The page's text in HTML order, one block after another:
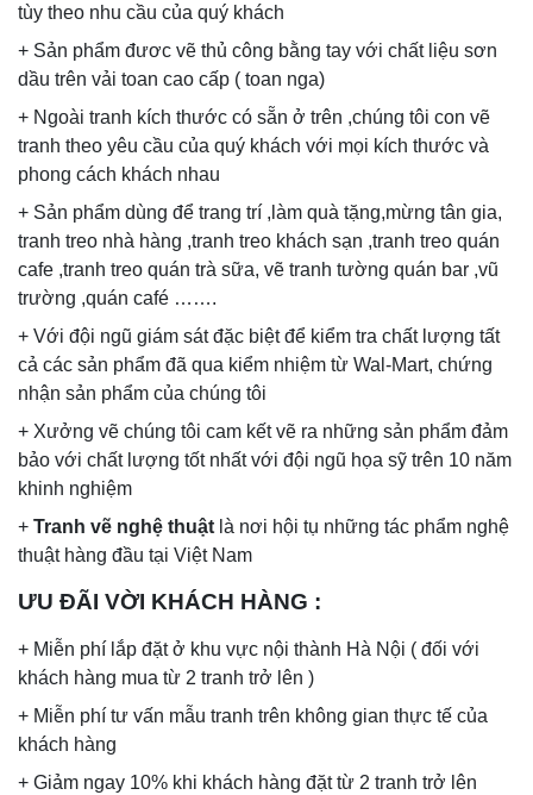
tùy theo nhu cầu của quý khách
+ Sản phẩm đươc vẽ thủ công bằng tay với chất liệu sơn
dầu trên vải toan cao cấp ( toan nga)
+ Ngoài tranh kích thước có sẵn ở trên ,chúng tôi con vẽ
tranh theo yêu cầu của quý khách với mọi kích thước và
phong cách khách nhau
+ Sản phẩm dùng để trang trí ,làm quà tặng,mừng tân gia,
tranh treo nhà hàng ,tranh treo khách sạn ,tranh treo quán
cafe ,tranh treo quán trà sữa, vẽ tranh tường quán bar ,vũ
trường ,quán café …….
+ Với đội ngũ giám sát đặc biệt để kiểm tra chất lượng tất
cả các sản phẩm đã qua kiểm nhiệm từ Wal-Mart, chứng
nhận sản phẩm của chúng tôi
+ Xưởng vẽ chúng tôi cam kết vẽ ra những sản phẩm đảm
bảo với chất lượng tốt nhất với đội ngũ họa sỹ trên 10 năm
khinh nghiệm
+ Tranh vẽ nghệ thuật là nơi hội tụ những tác phẩm nghệ
thuật hàng đầu tại Việt Nam
ƯU ĐÃI VỜI KHÁCH HÀNG :
+ Miễn phí lắp đặt ở khu vực nội thành Hà Nội ( đối với
khách hàng mua từ 2 tranh trở lên )
+ Miễn phí tư vấn mẫu tranh trên không gian thực tế của
khách hàng
+ Giảm ngay 10% khi khách hàng đặt từ 2 tranh trở lên